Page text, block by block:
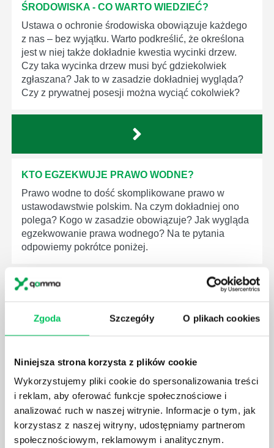
Zgoda Szczegóły O plikach cookies
Niniejsza strona korzysta z plików cookie
Wykorzystujemy pliki cookie do spersonalizowania treści
i reklam, aby oferować funkcje społecznościowe i
analizować ruch w naszej witrynie. Informacje o tym, jak
korzystasz z naszej witryny, udostępniamy partnerom
społecznościowym, reklamowym i analitycznym.
ŚRODOWISKA - CO WARTO WIEDZIEĆ?
Ustawa o ochronie środowiska obowiązuje każdego
z nas – bez wyjątku. Warto podkreślić, że określona
jest w niej także dokładnie kwestia wycinki drzew.
Czy taka wycinka drzew musi być gdziekolwiek
zgłaszana? Jak to w zasadzie dokładniej wygląda?
Czy z prywatnej posesji można wyciąć cokolwiek?
KTO EGZEKWUJE PRAWO WODNE?
Prawo wodne to dość skomplikowane prawo w
ustawodawstwie polskim. Na czym dokładniej ono
polega? Kogo w zasadzie obowiązuje? Jak wygląda
egzekwowanie prawa wodnego? Na te pytania
odpowiemy pokrótce poniżej.
społeczeństwa wprowadzane jest coraz więcej reguł,
które mają za zadanie poprawić poszczególne
dziedziny gospodarki. Dzięki nim wszystkie firmy
będą zobowiązane przestrzegać zasad, których
wprowadzenie dąży do ujednolicenia jakości